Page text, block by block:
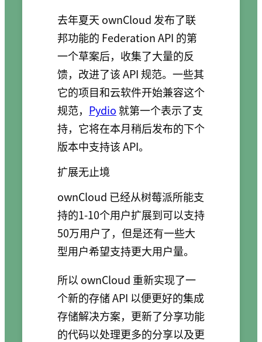
去年夏天 ownCloud 发布了联
邦功能的 Federation API 的第
一个草案后，收集了大量的反
馈，改进了该 API 规范。一些其
它的项目和云软件开始兼容这个
规范， Pydio 就第一个表示了支
持，它将在本月稍后发布的下个
版本中支持该 API。
扩展无止境
ownCloud 已经从树莓派所能支
持的1-10个用户扩展到可以支持
50万用户了，但是还有一些大
型用户希望支持更大用户量。
所以 ownCloud 重新实现了一
个新的存储 API 以便更好的集成
存储解决方案，更新了分享功能
的代码以处理更多的分享以及更